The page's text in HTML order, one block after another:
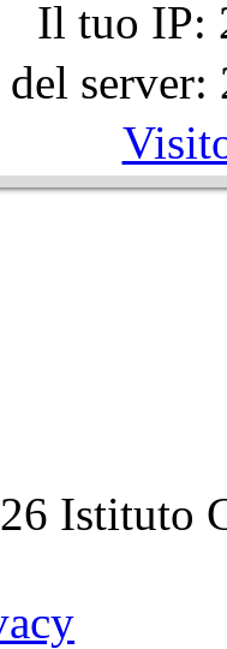
Il tuo IP:
del
Istituto